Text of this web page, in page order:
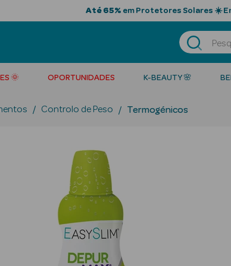
Até 65% em Protetores Solares ☀️
🌞 OPORTUNIDADES K-BEAUTY 🌸
Controlo de Peso Termogénicos